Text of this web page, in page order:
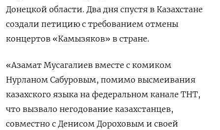
Донецкой области. Два дня спустя в Казахстане
создали петицию с требованием отмены
концертов «Камызяков» в стране.
«Азамат Мусагалиев вместе с комиком
Нурланом Сабуровым, помимо высмеивания
казахского языка на федеральном канале ТНТ,
что вызвало негодование казахстанцев,
совместно с Денисом Дороховым и своей